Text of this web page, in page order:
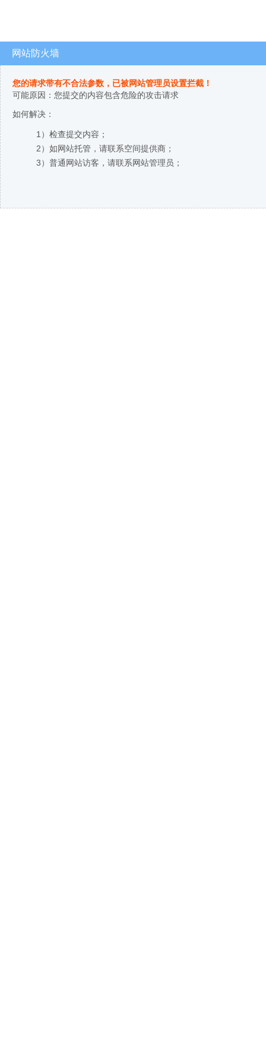
网站防火墙
您的请求带有不合法参数，已被网站管理员设置拦截！
可能原因：您提交的内容包含危险的攻击请求
如何解决：
1）检查提交内容；
2）如网站托管，请联系空间提供商；
3）普通网站访客，请联系网站管理员；